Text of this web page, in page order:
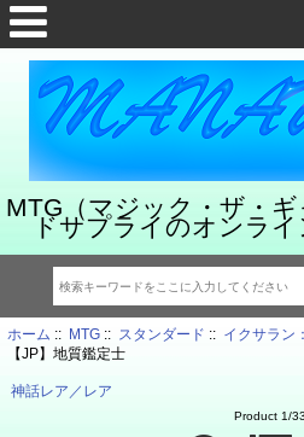
MTG（マジック・ザ・
ドサプライのオンラ
ホーム :: MTG:: スタンダード :: イクサラン
【JP】地質鑑定士
神話レア／レア
Product 1/33